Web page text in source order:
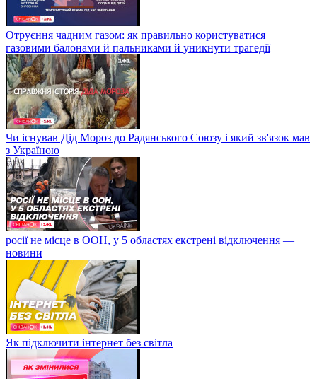
Отруєння чадним газом: як правильно користуватися
газовими балонами й пальниками й уникнути трагедії
Чи існував Дід Мороз до Радянського Союзу і який зв'язок мав
з Україною
росії не місце в ООН, у 5 областях екстрені відключення —
новини
Як підключити інтернет без світла